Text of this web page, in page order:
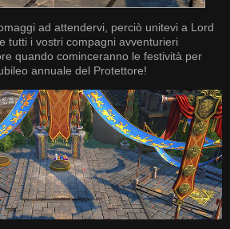
ad attendervi, perciò unitevi a Lord
tutti i vostri compagni avventurieri
quando cominceranno le festività per
annuale del Protettore!